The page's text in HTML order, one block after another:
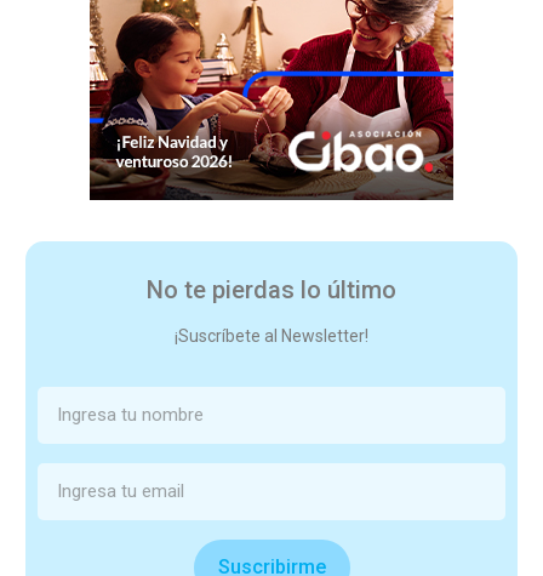
No te pierdas lo último
¡Suscríbete al Newsletter!
Suscribirme